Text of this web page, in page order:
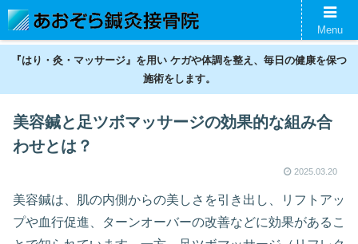
名古屋の鍼灸接骨院。神経痛、スポーツ傷害、美容鍼、ギックリ腰などの不調
を整えます。
『はり・灸・マッサージ』を用い ケガや体調を整え、毎日の健康を保つ
施術をします。
美容鍼と足ツボマッサージの効果的な組み合
わせとは？
2025.03.20
美容鍼は、肌の内側からの美しさを引き出し、リフトアッ
プや血行促進、ターンオーバーの改善などに効果があるこ
Menu